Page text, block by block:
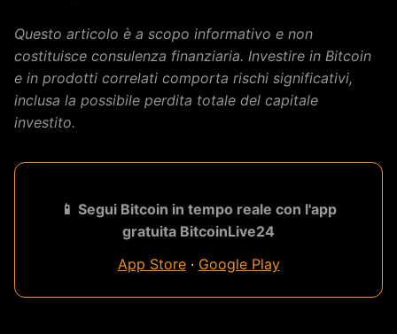
Questo articolo è a scopo informativo e non
costituisce consulenza finanziaria. Investire in Bitcoin
e in prodotti correlati comporta rischi significativi,
inclusa la possibile perdita totale del capitale
investito.
📱 Segui Bitcoin in tempo reale con l'app
gratuita BitcoinLive24
App Store· Google Play